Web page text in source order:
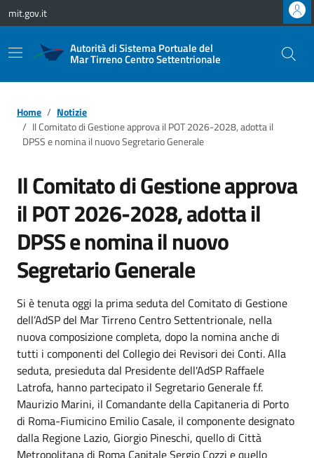
Vai ai contenuti
Vai al footer
mit.gov.it
Autorità di Sistema Portuale del
Mar Tirreno Centro Settentrionale
Home
Notizie
Il Comitato di Gestione approva il POT 2026-2028, adotta il
DPSS e nomina il nuovo Segretario Generale
Il Comitato di Gestione approva
il POT 2026-2028, adotta il
DPSS e nomina il nuovo
Segretario Generale
Si è tenuta oggi la prima seduta del Comitato di Gestione
dell’AdSP del Mar Tirreno Centro Settentrionale, nella
nuova composizione completa, dopo la nomina anche di
tutti i componenti del Collegio dei Revisori dei Conti. Alla
seduta, presieduta dal Presidente dell'AdSP Raffaele
Latrofa, hanno partecipato il Segretario Generale f.f.
Maurizio Marini, il Comandante della Capitaneria di Porto
di Roma-Fiumicino Emilio Casale, il componente designato
dalla Regione Lazio, Giorgio Pineschi, quello di Città
Metropolitana di Roma Capitale Sergio Cozzi e quello